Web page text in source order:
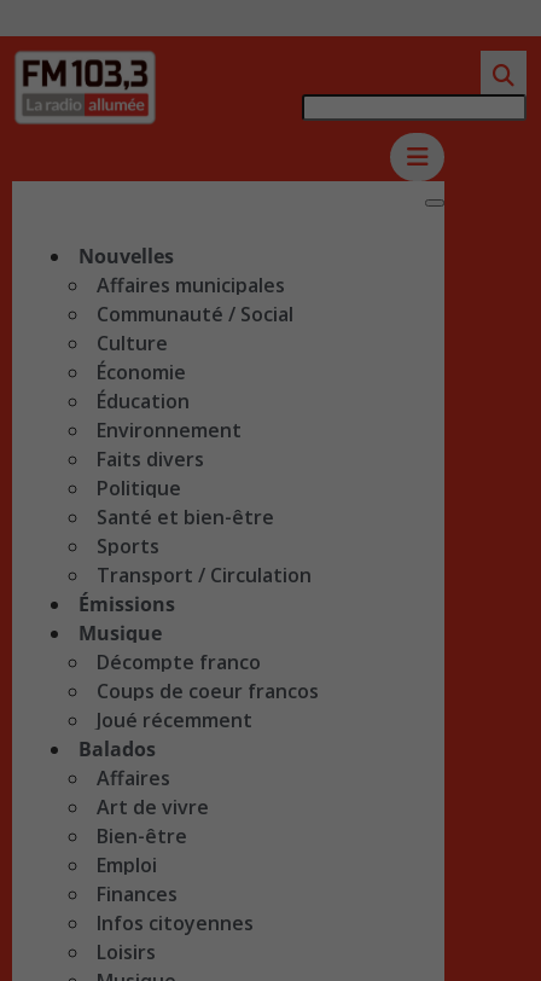
Nouvelles
Affaires municipales
Communauté / Social
Culture
Économie
Éducation
Environnement
Faits divers
Politique
Santé et bien-être
Sports
Transport / Circulation
Émissions
Musique
Décompte franco
Coups de coeur francos
Joué récemment
Balados
Affaires
Art de vivre
Bien-être
Emploi
Finances
Infos citoyennes
Loisirs